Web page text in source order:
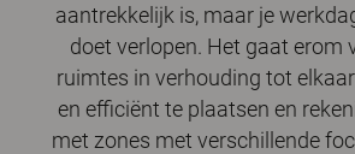
aantrekkelijk is, maar je
doet verlopen. Het gaat erom
ruimtes in verhouding tot
en efficiënt te plaatsen en
met zones met verschillende